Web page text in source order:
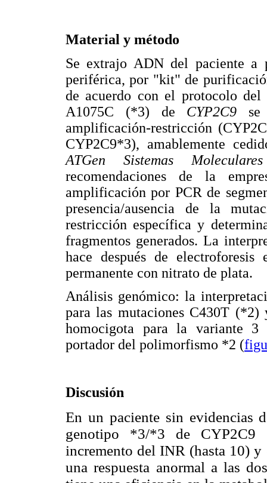
Material y método
Se extrajo ADN del paciente a
periférica, por "kit" de
de acuerdo con el protocolo
A1075C (*3) de CYP2C9
amplificación-restricción
CYP2C9*3), amablemente
ATGen
Sistemas Moleculares
recomendaciones de la
amplificación por PCR de
presencia/ausencia de la
restricción específica y
fragmentos generados. La
hace después de
permanente con nitrato de plata.
Análisis genómico: la
para las mutaciones C430T
homocigota para la variante
portador del polimorfismo *2 (
Discusión
En un paciente sin evidencias
genotipo *3/*3 de CYP2C9
incremento del INR (hasta 10) y
una respuesta anormal a las